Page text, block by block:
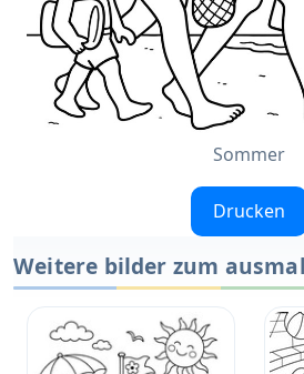
Sommer
Drucken
Weitere bilder zum